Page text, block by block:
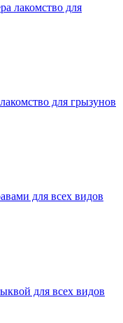
лакомство для
для грызунов
для всех видов
для всех видов